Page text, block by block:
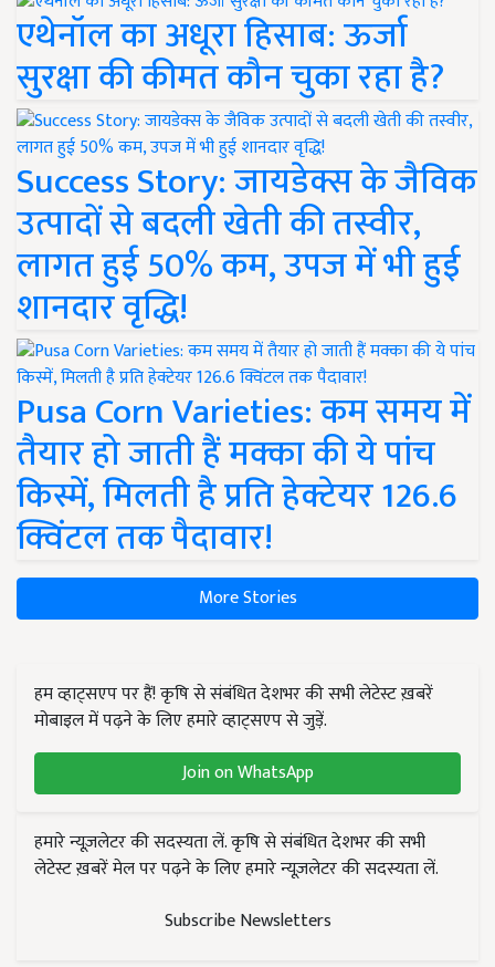
एथेनॉल का अधूरा हिसाब: ऊर्जा
सुरक्षा की कीमत कौन चुका रहा है?
Success Story: जायडेक्स के जैविक
उत्पादों से बदली खेती की तस्वीर,
लागत हुई 50% कम, उपज में भी हुई
शानदार वृद्धि!
Pusa Corn Varieties: कम समय में
तैयार हो जाती हैं मक्का की ये पांच
किस्में, मिलती है प्रति हेक्टेयर 126.6
क्विंटल तक पैदावार!
More Stories
हम व्हाट्सएप पर हैं! कृषि से संबंधित देशभर की सभी लेटेस्ट ख़बरें
मोबाइल में पढ़ने के लिए हमारे व्हाट्सएप से जुड़ें.
Join on WhatsApp
हमारे न्यूज़लेटर की सदस्यता लें. कृषि से संबंधित देशभर की सभी
लेटेस्ट ख़बरें मेल पर पढ़ने के लिए हमारे न्यूज़लेटर की सदस्यता लें.
Subscribe Newsletters